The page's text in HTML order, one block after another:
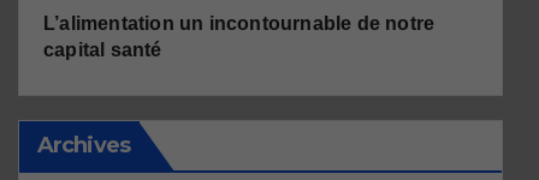
L’alimentation un incontournable de notre
capital santé
Archives